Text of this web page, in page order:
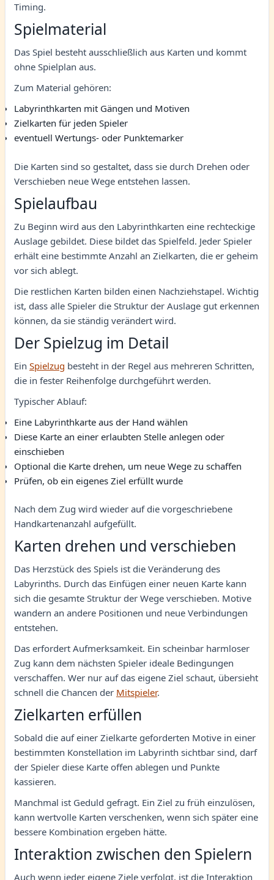
Timing.
Spielmaterial
Das Spiel besteht ausschließlich aus Karten und kommt
ohne Spielplan aus.
Zum Material gehören:
Labyrinthkarten mit Gängen und Motiven
Zielkarten für jeden Spieler
eventuell Wertungs- oder Punktemarker
Die Karten sind so gestaltet, dass sie durch Drehen oder
Verschieben neue Wege entstehen lassen.
Spielaufbau
Zu Beginn wird aus den Labyrinthkarten eine rechteckige
Auslage gebildet. Diese bildet das Spielfeld. Jeder Spieler
erhält eine bestimmte Anzahl an Zielkarten, die er geheim
vor sich ablegt.
Die restlichen Karten bilden einen Nachziehstapel. Wichtig
ist, dass alle Spieler die Struktur der Auslage gut erkennen
können, da sie ständig verändert wird.
Der Spielzug im Detail
Ein Spielzug besteht in der Regel aus mehreren Schritten,
die in fester Reihenfolge durchgeführt werden.
Typischer Ablauf:
Eine Labyrinthkarte aus der Hand wählen
Diese Karte an einer erlaubten Stelle anlegen oder
einschieben
Optional die Karte drehen, um neue Wege zu schaffen
Prüfen, ob ein eigenes Ziel erfüllt wurde
Nach dem Zug wird wieder auf die vorgeschriebene
Handkartenanzahl aufgefüllt.
Karten drehen und verschieben
Das Herzstück des Spiels ist die Veränderung des
Labyrinths. Durch das Einfügen einer neuen Karte kann
sich die gesamte Struktur der Wege verschieben. Motive
wandern an andere Positionen und neue Verbindungen
entstehen.
Das erfordert Aufmerksamkeit. Ein scheinbar harmloser
Zug kann dem nächsten Spieler ideale Bedingungen
verschaffen. Wer nur auf das eigene Ziel schaut, übersieht
schnell die Chancen der Mitspieler.
Zielkarten erfüllen
Sobald die auf einer Zielkarte geforderten Motive in einer
bestimmten Konstellation im Labyrinth sichtbar sind, darf
der Spieler diese Karte offen ablegen und Punkte
kassieren.
Manchmal ist Geduld gefragt. Ein Ziel zu früh einzulösen,
kann wertvolle Karten verschenken, wenn sich später eine
bessere Kombination ergeben hätte.
Interaktion zwischen den Spielern
Auch wenn jeder eigene Ziele verfolgt, ist die Interaktion